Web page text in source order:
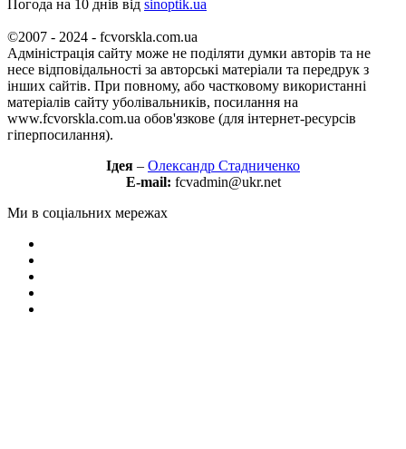
Погода на 10 днів від sinoptik.ua
©2007 - 2024 - fcvorskla.com.ua
Адміністрація сайту може не поділяти думки авторів та не
несе відповідальності за авторські матеріали та передрук з
інших сайтів. При повному, або частковому використанні
матеріалів сайту уболівальників, посилання на
www.fcvorskla.com.ua обов'язкове (для інтернет-ресурсів
гіперпосилання).
Ідея – Олександр Стадниченко
E-mail: fcvadmin@ukr.net
Ми в соціальних мережах